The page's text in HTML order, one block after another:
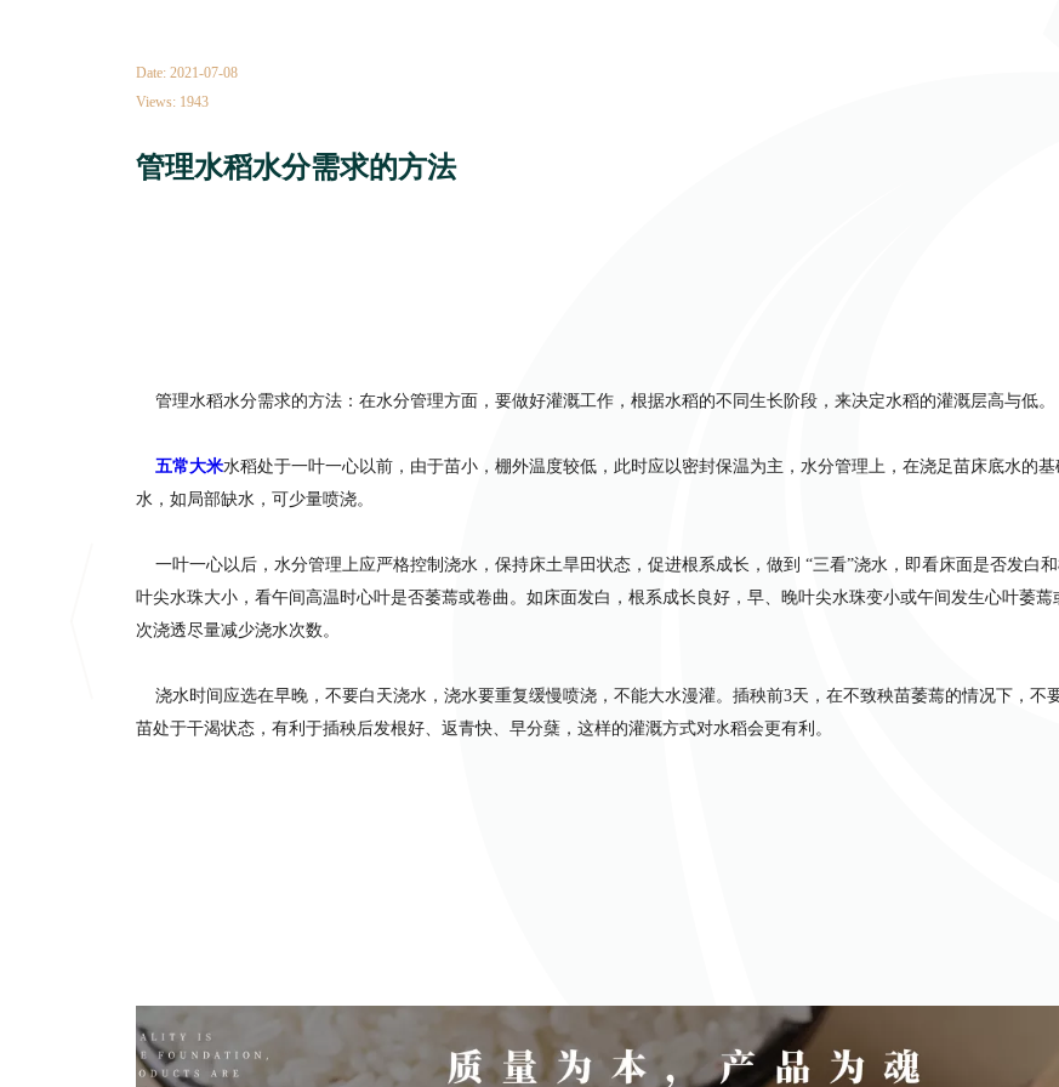
Date: 2021-07-08
Views: 1943
管理水稻水分需求的方法
管理水稻水分需求的方法：在水分管理方面，要做好灌溉工作，根据水稻的不同生长阶段，来决定水稻的灌溉层高与低。
五常大米水稻处于一叶一心以前，由于苗小，棚外温度较低，此时应以密封保温为主，水分管理上，在浇足苗床底水的
水，如局部缺水，可少量喷浇。
一叶一心以后，水分管理上应严格控制浇水，保持床土旱田状态，促进根系成长，做到 “三看”浇水，即看床面是否发白
叶尖水珠大小，看午间高温时心叶是否萎蔫或卷曲。如床面发白，根系成长良好，早、晚叶尖水珠变小或午间发生心叶萎
次浇透尽量减少浇水次数。
浇水时间应选在早晚，不要白天浇水，浇水要重复缓慢喷浇，不能大水漫灌。插秧前3天，在不致秧苗萎蔫的情况下，不
苗处于干渴状态，有利于插秧后发根好、返青快、早分蘖，这样的灌溉方式对水稻会更有利。